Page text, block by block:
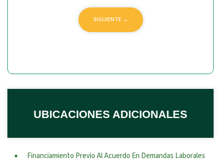
UBICACIONES ADICIONALES
Financiamiento Previo Al Acuerdo En Demandas Laborales